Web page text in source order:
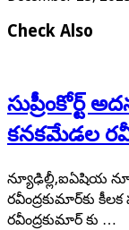
Check Also
సుప్రీంకోర్ట్
కనకమేడల
న్యూఢిల్లీ,ఐఏషియ
రవీంద్రకుమార్‌కు
రవీంద్రకుమార్ ‌కు …